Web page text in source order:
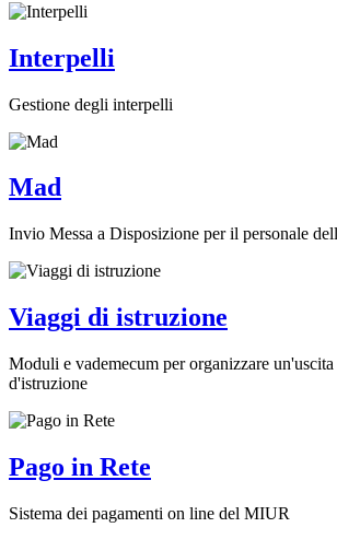
Interpelli
Gestione degli interpelli
Mad
Invio Messa a Disposizione per il personale
Viaggi di istruzione
Moduli e vademecum per organizzare
d'istruzione
Pago in Rete
Sistema dei pagamenti on line del MIUR